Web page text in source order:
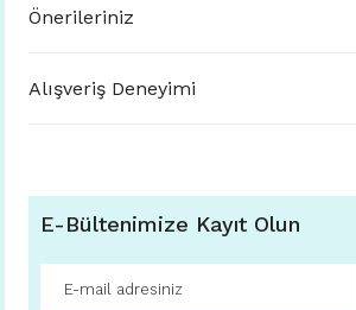
Önerileriniz
Alışveriş Deneyimi
E-Bültenimize Kayıt Olun